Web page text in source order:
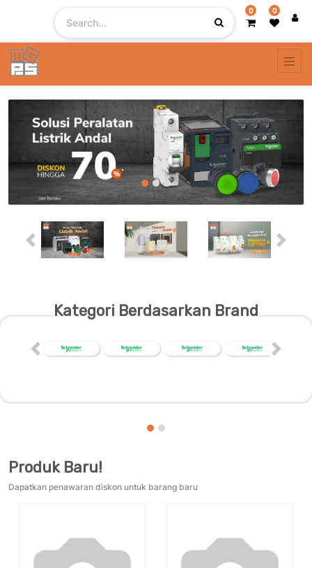
0 0
Previous Next
Kategori Berdasarkan Brand
Previous Next
Produk Baru!
Dapatkan penawaran diskon untuk barang baru